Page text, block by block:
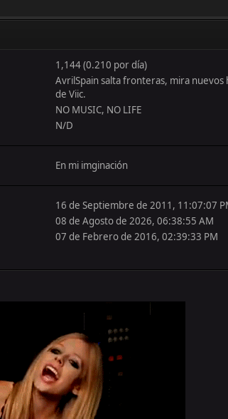
1,144 (0.210 por día)
AvrilSpain salta fronteras, mira
de Viic.
NO MUSIC, NO LIFE
N/D
En mi imginación
16 de Septiembre de 2011, 11:07:07
08 de Agosto de 2026, 06:38:55 AM
07 de Febrero de 2016, 02:39:33 PM